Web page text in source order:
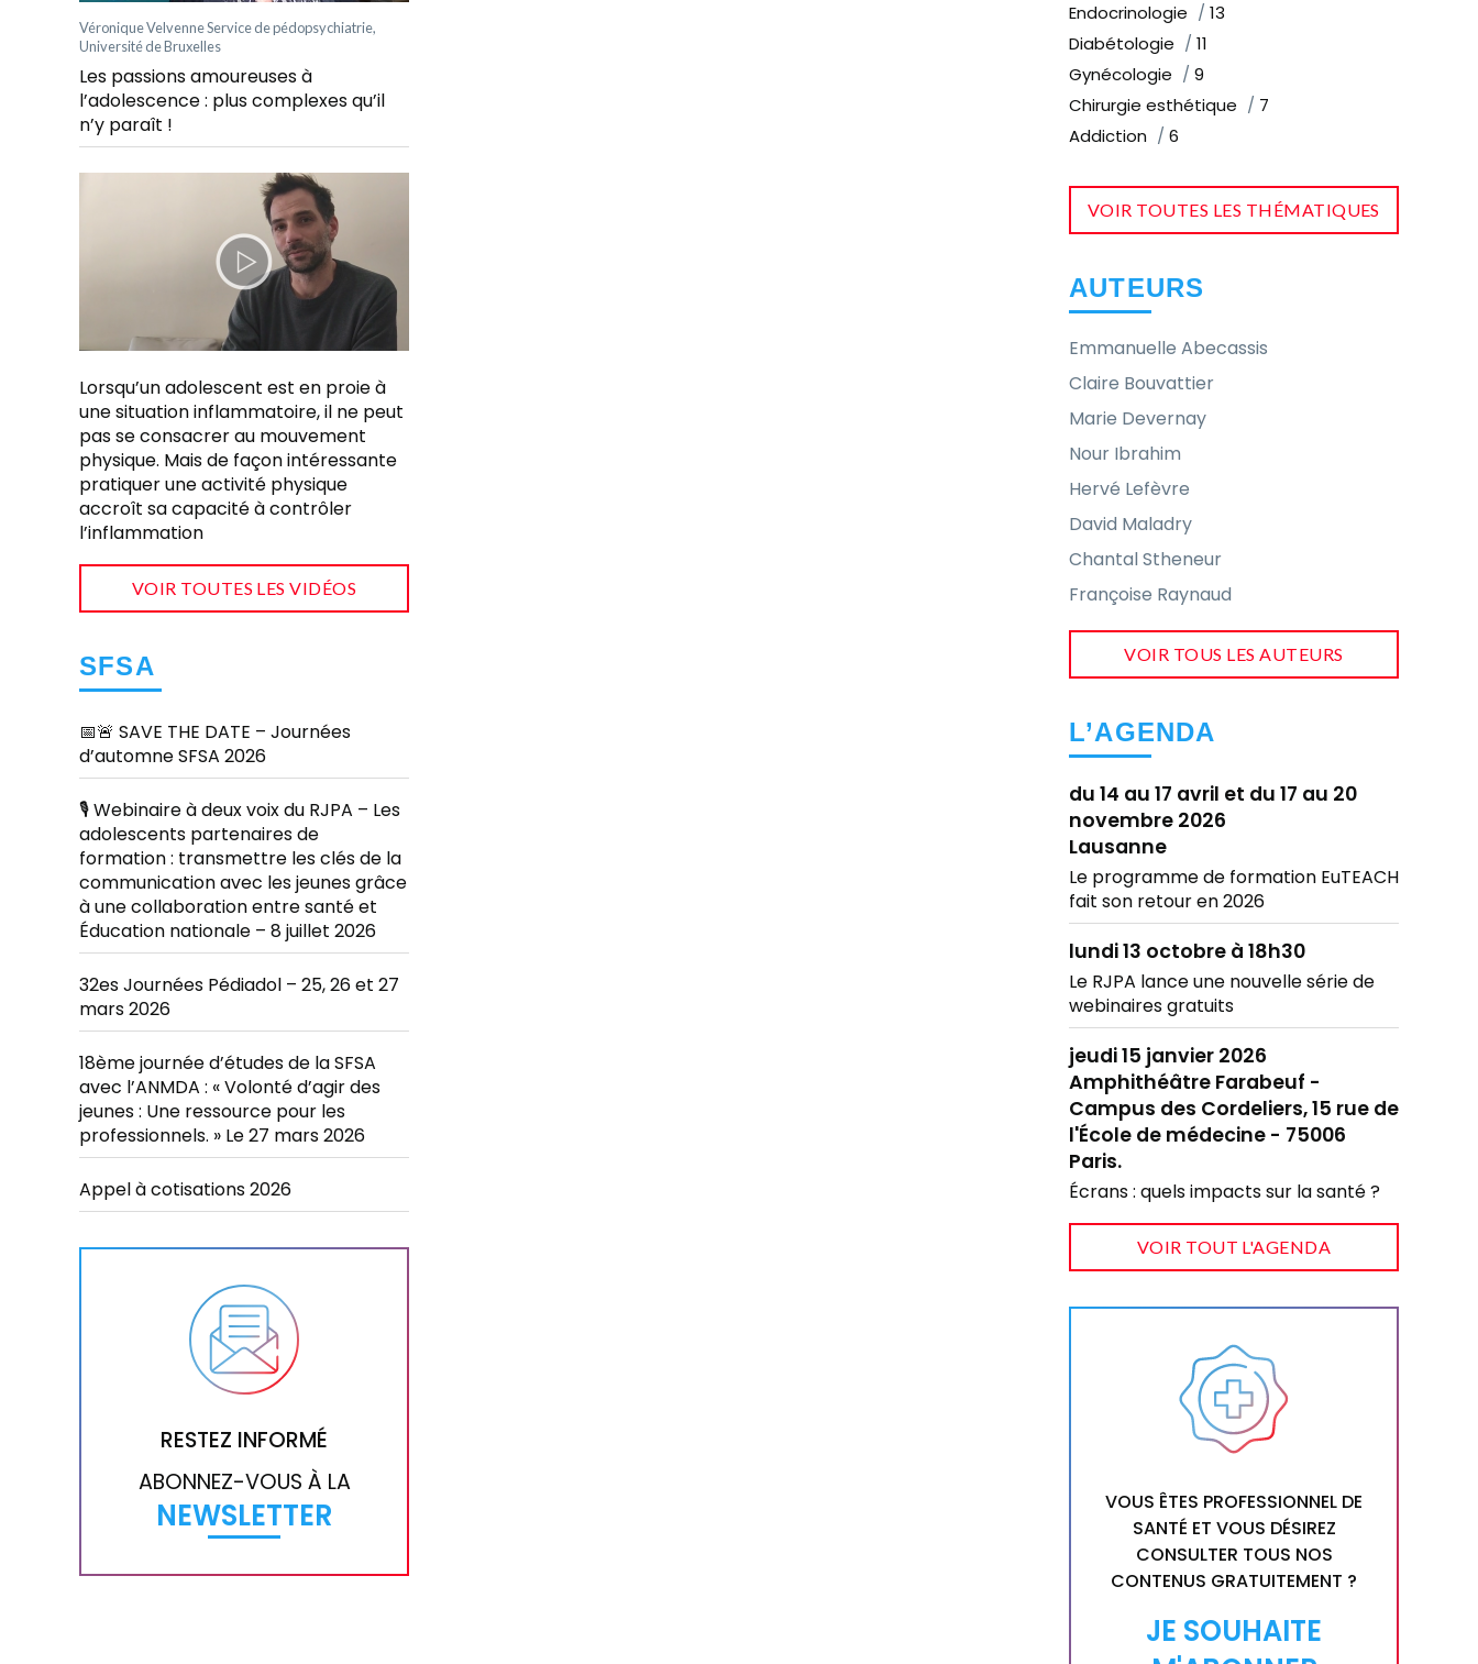
Véronique Velvenne Service de pédopsychiatrie,
Université de Bruxelles
Les passions amoureuses à
l’adolescence : plus complexes qu’il
n’y paraît !
Lorsqu’un adolescent est en proie à
une situation inflammatoire, il ne peut
pas se consacrer au mouvement
physique. Mais de façon intéressante
pratiquer une activité physique
accroît sa capacité à contrôler
l’inflammation
VOIR TOUTES LES VIDÉOS
SFSA
📅🚨 SAVE THE DATE – Journées
d’automne SFSA 2026
🎙️ Webinaire à deux voix du RJPA – Les
adolescents partenaires de
formation : transmettre les clés de la
communication avec les jeunes grâce
à une collaboration entre santé et
Éducation nationale – 8 juillet 2026
32es Journées Pédiadol – 25, 26 et 27
mars 2026
18ème journée d’études de la SFSA
avec l’ANMDA : « Volonté d’agir des
jeunes : Une ressource pour les
professionnels. » Le 27 mars 2026
Appel à cotisations 2026
RESTEZ INFORMÉ
ABONNEZ-VOUS À LA
NEWSLETTER
Endocrinologie
13
Diabétologie
11
Gynécologie
9
Chirurgie esthétique
7
Addiction
6
VOIR TOUTES LES THÉMATIQUES
AUTEURS
Emmanuelle Abecassis
Claire Bouvattier
Marie Devernay
Nour Ibrahim
Hervé Lefèvre
David Maladry
Chantal Stheneur
Françoise Raynaud
VOIR TOUS LES AUTEURS
L’AGENDA
du 14 au 17 avril et du 17 au 20
novembre 2026
Lausanne
Le programme de formation EuTEACH
fait son retour en 2026
lundi 13 octobre à 18h30
Le RJPA lance une nouvelle série de
webinaires gratuits
jeudi 15 janvier 2026
Amphithéâtre Farabeuf -
Campus des Cordeliers, 15 rue de
l'École de médecine - 75006
Paris.
Écrans : quels impacts sur la santé ?
VOIR TOUT L'AGENDA
VOUS ÊTES PROFESSIONNEL DE
SANTÉ ET VOUS DÉSIREZ
CONSULTER TOUS NOS
CONTENUS GRATUITEMENT ?
JE SOUHAITE